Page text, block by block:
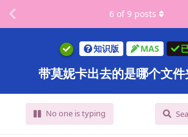
知识版 MAS
带莫妮卡出去的是哪个文件
No one is typing
6 of 9 posts